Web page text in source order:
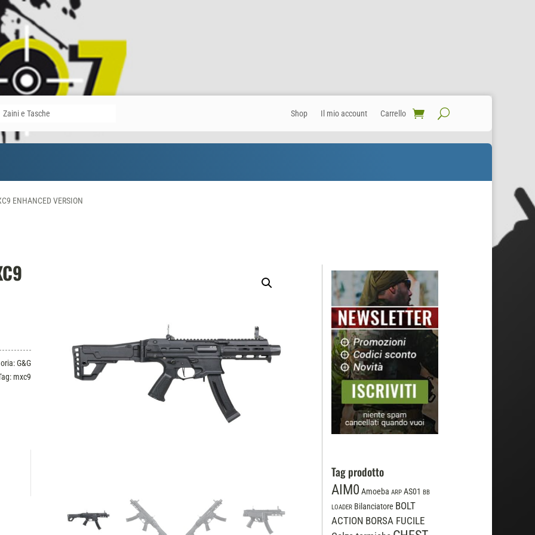
Zaini e Tasche Shop Il mio account Carrello
ENHANCED VERSION
G&G
mxc9
Tag prodotto
AIM0 Amoeba ARP AS01 BB
LOADER Bilanciatore BOLT
ACTION BORSA FUCILE